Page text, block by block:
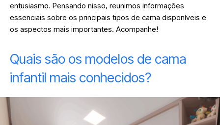
entusiasmo. Pensando nisso, reunimos informações
essenciais sobre os principais tipos de cama disponíveis e
os aspectos mais importantes. Acompanhe!
Quais são os modelos de cama
infantil mais conhecidos?